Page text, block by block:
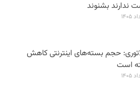
ندارند بشنوند
حجم بسته‌های اینترنتی کاهش
است